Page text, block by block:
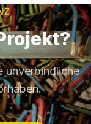
unverbindliche